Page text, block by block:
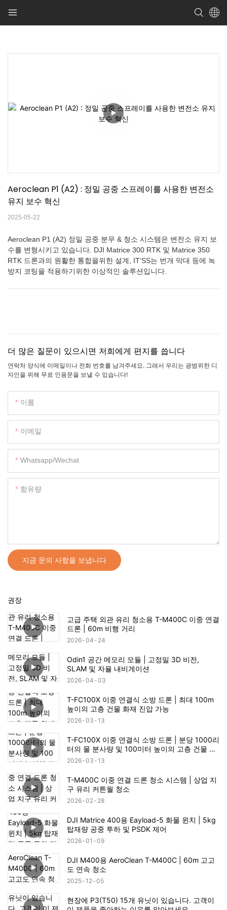
Aeroclean P1 (A2) : 정밀 공중 스프레이를 사용한 변전소
유지 보수 혁신
2025-05-22
Aeroclean P1 (A2) 정밀 공중 분무 & 청소 시스템은 변전소 유지 보
수를 변형시키고 있습니다. DJI Matrice 300 RTK 및 Matrice 350
RTK 드론과의 원활한 통합을위한 설계, IT’SS는 번개 막대 등에 녹
방지 코팅을 적용하기위한 이상적인 솔루션입니다.
더 많은 질문이 있으시면 저희에게 편지를 씁니다
연락처 양식에 이메일이나 전화 번호를 남겨주세요. 그래서 우리는 광범위한 디
자인을 위해 무료 인용문을 보낼 수 있습니다!
이름
이메일
Whatsapp/wechat
함유량
지금 문의 사항을 보냅니다
권장
고급 주택 외관 유리 청소용 T-M400C 이중 연결
드론 | 60m 비행 거리
2026 04 24
Odin1 공간 메모리 모듈 | 고정밀 3D 비전,
SLAM 및 자율 내비게이션
2026 04 03
T-FC100X 이중 연결식 소방 드론 | 최대 100m
높이의 고층 건물 화재 진압 가능
2026 03 13
T-FC100X 이중 연결식 소방 드론 | 분당 1000리
터의 물 분사량 및 100미터 높이의 고층 건물 화
재 구조 가능
2026 03 13
T-M400C 이중 연결 드론 청소 시스템 | 상업 지
구 유리 커튼월 청소
2026 02 28
DJI Matrice 400용 Eayload-5 화물 윈치 | 5kg
탑재량 공중 투하 및 PSDK 제어
2026 01 09
DJI M400용 AeroClean T-M400C | 60m 고고
도 연속 청소
2025 12 05
현장에 P3(T50) 15개 유닛이 있습니다. 고객이